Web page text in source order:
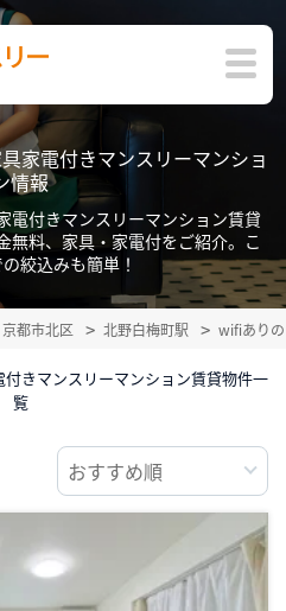
家電付きマンスリーマンショ
情報
電付きマンスリーマンション賃貸
無料、家具・家電付をご紹介。こ
絞込みも簡単！
京都市北区 北野白梅町駅 wifiあり
きマンスリーマンション賃貸物件一
覧